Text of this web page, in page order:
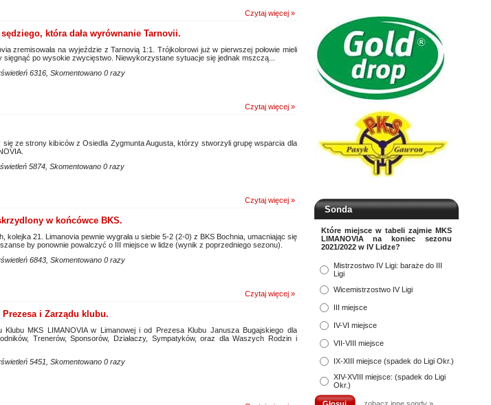
Sonda
Które miejsce w tabeli zajmie MKS
LIMANOVIA na koniec sezonu
2021/2022 w IV Lidze?
Mistrzostwo IV Ligi: baraże do III
Ligi
Wicemistrzostwo IV Ligi
III miejsce
IV-VI miejsce
VII-VIII miejsce
IX-XIII miejsce (spadek do Ligi Okr.)
XIV-XVIII miejsce: (spadek do Ligi
Okr.)
Czytaj więcej »
która dała wyrównanie Tarnovii.
zremisowała na wyjeździe z Tarnovią 1:1. Trójkolorowi już w pierwszej połowie mieli
po wysokie zwycięstwo. Niewykorzystane sytuacje się jednak mszczą...
Czytaj więcej »
6316, Skomentowano 0 razy
ze strony kibiców z Osiedla Zygmunta Augusta, którzy stworzyli grupę wsparcia dla
Czytaj więcej »
5874, Skomentowano 0 razy
w końcówce BKS.
kolejka 21. Limanovia pewnie wygrała u siebie 5-2 (2-0) z BKS Bochnia, umacniając się
by ponownie powalczyć o III miejsce w lidze (wynik z poprzedniego sezonu).
Czytaj więcej »
6843, Skomentowano 0 razy
i Zarządu klubu.
Klubu MKS LIMANOVIA w Limanowej i od Prezesa Klubu Janusza Bugajskiego dla
Trenerów, Sponsorów, Działaczy, Sympatyków, oraz dla Waszych Rodzin i
5451, Skomentowano 0 razy